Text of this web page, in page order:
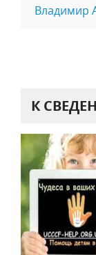
Владимир
К